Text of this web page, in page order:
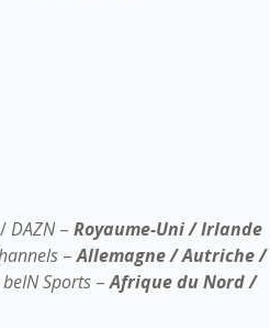
/DAZN–Royaume-Uni / Irlande
–Allemagne / Autriche /
beIN Sports –Afrique du Nord /